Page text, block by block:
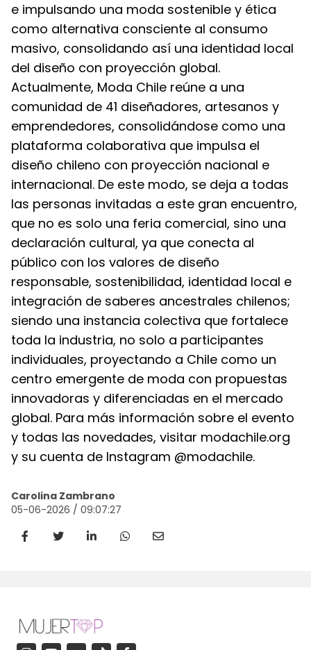
e impulsando una moda sostenible y ética
como alternativa consciente al consumo
masivo, consolidando así una identidad local
del diseño con proyección global.
Actualmente, Moda Chile reúne a una
comunidad de 41 diseñadores, artesanos y
emprendedores, consolidándose como una
plataforma colaborativa que impulsa el
diseño chileno con proyección nacional e
internacional. De este modo, se deja a todas
las personas invitadas a este gran encuentro,
que no es solo una feria comercial, sino una
declaración cultural, ya que conecta al
público con los valores de diseño
responsable, sostenibilidad, identidad local e
integración de saberes ancestrales chilenos;
siendo una instancia colectiva que fortalece
toda la industria, no solo a participantes
individuales, proyectando a Chile como un
centro emergente de moda con propuestas
innovadoras y diferenciadas en el mercado
global. Para más información sobre el evento
y todas las novedades, visitar modachile.org
y su cuenta de Instagram @modachile.
Carolina Zambrano
05-06-2026 / 09:07:27